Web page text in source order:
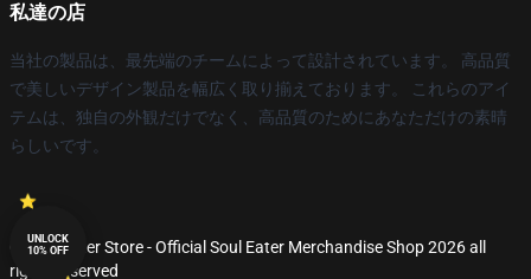
私達の店
当社の製品は、最先端のチームによって設計されています。 高品質
で美しいデザイン製品を幅広く取り揃えております。 これらのアイ
テムは、独自の外観だけでなく、高品質のためにあなただけの素晴
らしいです。
© Soul Eater Store - Official Soul Eater Merchandise Shop 2026 all
rights reserved
UNLOCK
10% OFF